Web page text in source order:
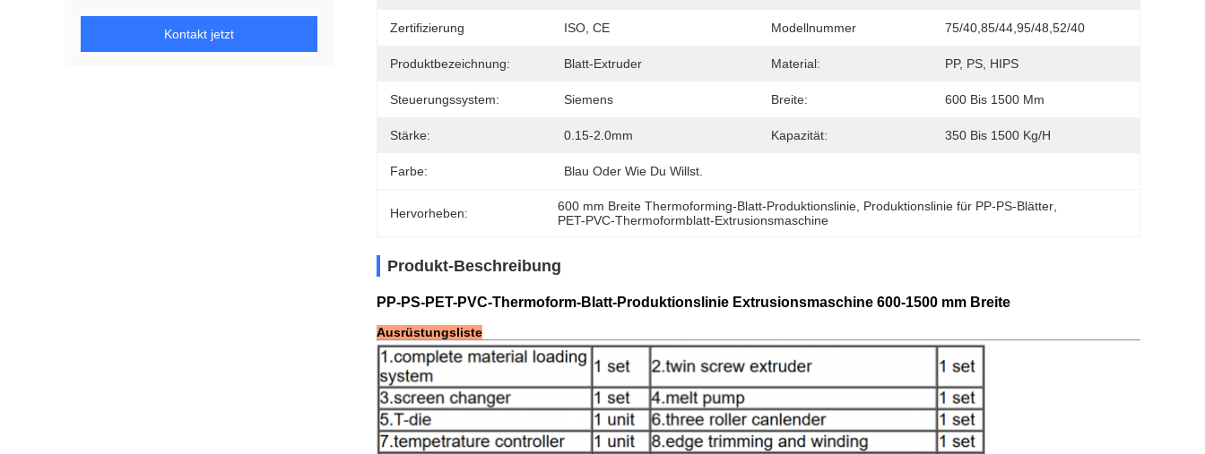
Kontakt jetzt Zertifizierung ISO, CE Modellnummer 75/40,85/44,95/48,52/40
Produktbezeichnung: Blatt-Extruder Material: PP, PS, HIPS
Steuerungssystem: Siemens Breite: 600 Bis 1500 Mm
Stärke: 0.15-2.0mm Kapazität: 350 Bis 1500 Kg/h
Farbe: Blau Oder Wie Du Willst.
Hervorheben: 600 mm Breite Thermoforming-Blatt-Produktionslinie Produktionslinie für PP-PS-Blätter
PET-PVC-Thermoformblatt-Extrusionsmaschine
Produkt-Beschreibung
PP-PS-PET-PVC-Thermoform-Blatt-Produktionslinie Extrusionsmaschine 600-1500 mm Breite
Ausrüstungsliste